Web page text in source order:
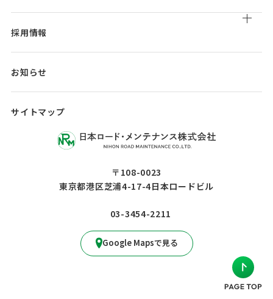
事業所/関連会社一覧
アクセス
採用情報
働く環境
カムバック採用
お知らせ
サイトマップ
〒108-0023
東京都港区芝浦4-17-4日本ロードビル
03-3454-2211
Google Mapsで見る